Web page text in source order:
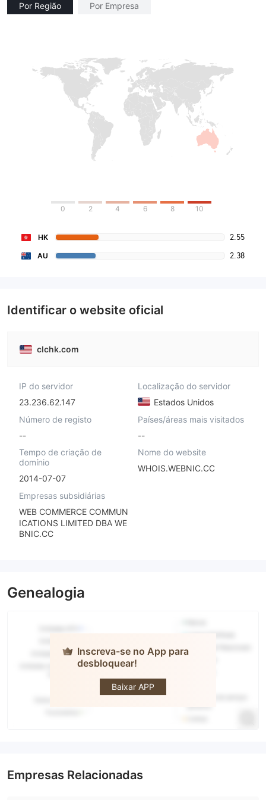
Por Região Por Empresa
0 2 4 6 8 10
HK 2.55
AU 2.38
Identificar o website oficial
clchk.com
IP do servidor
23.236.62.147
Localização do servidor
Estados Unidos
Número de registo
--
Países/áreas mais visitados
--
Tempo de criação de
domínio
2014-07-07
Nome do website
WHOIS.WEBNIC.CC
Empresas subsidiárias
WEB COMMERCE COMMUN
ICATIONS LIMITED DBA WE
BNIC.CC
Genealogia
Inscreva-se no App para
desbloquear!
Baixar APP
Empresas Relacionadas